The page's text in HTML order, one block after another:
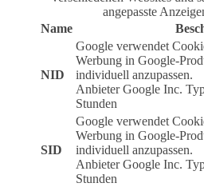
angepasste
Name
NID
Google verwendet
Werbung in Google-
individuell anzupassen.
Anbieter Google Inc.
Stunden
SID
Google verwendet
Werbung in Google-
individuell anzupassen.
Anbieter Google Inc.
Stunden